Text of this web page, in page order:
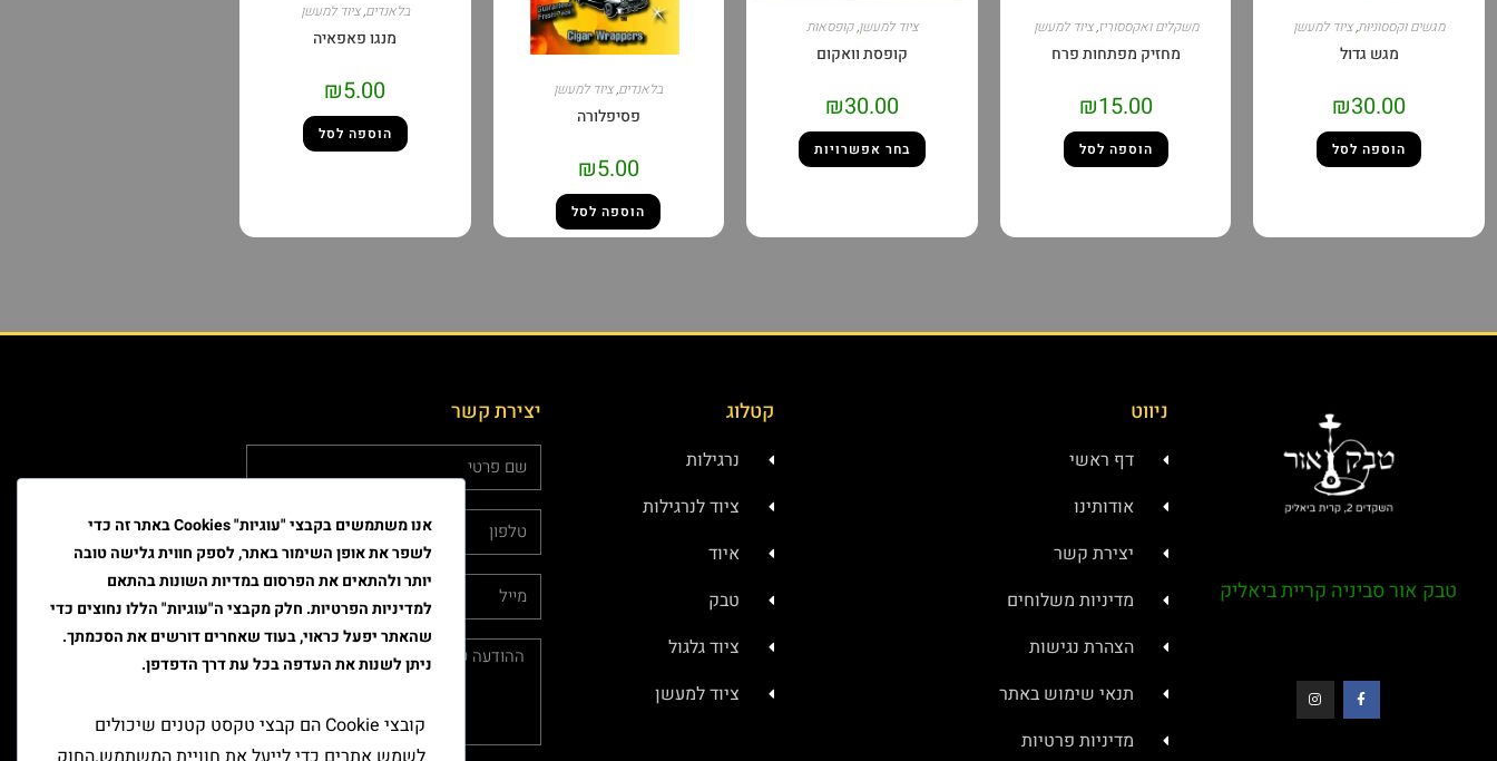
מגשים וקססוניות,ציוד למעשן
מגש גדול
₪30.00
הוספה לסל
משקלים ואקססוריז,ציוד למעשן
מחזיק מפתחות פרח
₪15.00
הוספה לסל
ציוד למעשן,קופסאות
קופסת וואקום
₪30.00
בחר אפשרויות
בלאנדים,ציוד למעשן
פסיפלורה
₪5.00
הוספה לסל
בלאנדים,ציוד למעשן
מנגו פאפאיה
₪5.00
הוספה לסל
טבק אור סביניה קריית ביאליק
ניווט
דף ראשי
אודותינו
יצירת קשר
מדיניות משלוחים
הצהרת נגישות
תנאי שימוש באתר
מדיניות פרטיות
קטלוג
נרגילות
ציוד לנרגילות
איוד
טבק
ציוד גלגול
ציוד למעשן
יצירת קשר
אנו משתמשים בקבצי "עוגיות" Cookies באתר זה כדי
לשפר את אופן השימור באתר, לספק חווית גלישה טובה
יותר ולהתאים את הפרסום במדיות השונות בהתאם
למדיניות הפרטיות. חלק מקבצי ה"עוגיות" הללו נחוצים כדי
שהאתר יפעל כראוי, בעוד שאחרים דורשים את הסכמתך.
ניתן לשנות את העדפה בכל עת דרך הדפדפן.
קובצי Cookie הם קבצי טקסט קטנים שיכולים